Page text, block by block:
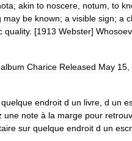
; akin to noscere notum to
may be known; a visible sign; a
quality. [1913 Webster]
album Charice Released May 15
quelque endroit d un livre d un
une note à la marge pour
sur quelque endroit d un